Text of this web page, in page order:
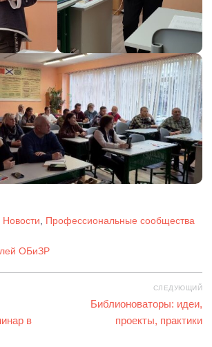
Новости Профессиональные сообщества
ОБиЗР
в
СЛЕДУЮЩИЙ
Следующая
запись:
Библионоваторы: идеи,
проекты, практики